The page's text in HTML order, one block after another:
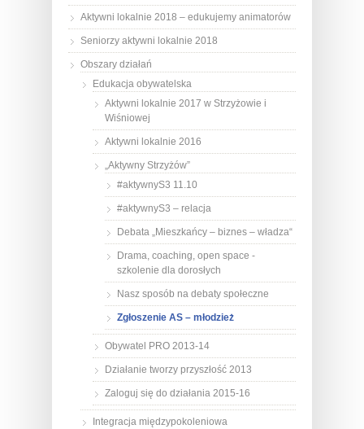
Aktywni lokalnie 2018 – edukujemy animatorów
Seniorzy aktywni lokalnie 2018
Obszary działań
Edukacja obywatelska
Aktywni lokalnie 2017 w Strzyżowie i
Wiśniowej
Aktywni lokalnie 2016
„Aktywny Strzyżów”
#aktywnyS3 11.10
#aktywnyS3 – relacja
Debata „Mieszkańcy – biznes – władza“
Drama, coaching, open space -
szkolenie dla dorosłych
Nasz sposób na debaty społeczne
Zgłoszenie AS – młodzież
Obywatel PRO 2013-14
Działanie tworzy przyszłość 2013
Zaloguj się do działania 2015-16
Integracja międzypokoleniowa